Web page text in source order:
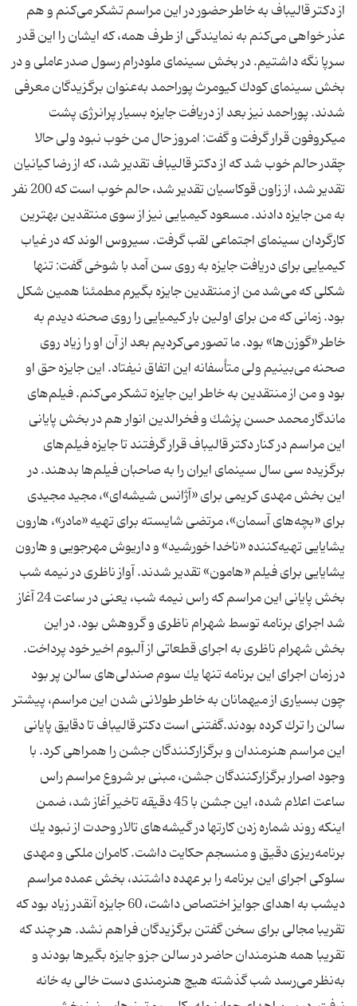
از دكتر قالیباف به خاطر حضور در این مراسم تشكر می‌كنم و هم
عذر خواهی می‌كنم به نمایندگی از طرف همه، كه ایشان را این قدر
سرپا نگه داشتیم. در بخش سینمای ملودرام رسول صدر عاملی و در
بخش سینمای كودك كیومرث پور‌احمد به‌عنوان برگزیدگان معرفی
شدند. پور‌احمد نیز بعد از دریافت جایزه بسیار پرانرژی پشت
میكروفون قرار گرفت و گفت: امروز حال من خوب نبود ولی حالا
چقدر حالم خوب شد كه از دكتر قالیباف تقدیر شد، كه از رضا كیانیان
تقدیر شد، از زاون قوكاسیان تقدیر شد، حالم خوب است كه 200 نفر
به من جایزه دادند. مسعود كیمیایی نیز از سوی منتقدین بهترین
كارگردان سینمای اجتماعی لقب گرفت. سیروس الوند كه در غیاب
كیمیایی برای دریافت جایزه به روی سن آمد با شوخی گفت: تنها
شكلی كه می‌شد من از منتقدین جایزه بگیرم مطمئنا همین شكل
بود. زمانی كه من برای اولین بار كیمیایی را روی صحنه دیدم به
خاطر «گوزن‌ها» بود. ما تصور می‌كردیم بعد از آن او را زیاد روی
صحنه می‌بینیم ولی متأسفانه این اتفاق نیفتاد. این جایزه حق او
بود و من از منتقدین به خاطر این جایزه تشكر می‌كنم. فیلم‌های
ماندگار محمد حسن پزشك و فخرالدین انوار هم در بخش پایانی
این مراسم در كنار دكتر قالیباف قرار گرفتند تا جایزه فیلم‌های
برگزیده سی سال سینمای ایران را به صاحبان فیلم‌ها بدهند. در
این بخش مهدی كریمی برای «آژانس شیشه‌ای»، مجید مجیدی
برای «بچه‌های آسمان»، مرتضی شایسته برای تهیه «مادر»، هارون
یشایایی تهیه‌كننده «ناخدا خورشید» و داریوش مهرجویی و هارون
یشایایی برای فیلم «هامون» تقدیر شدند. آواز ناظری در نیمه شب
بخش پایانی این مراسم كه راس نیمه شب، یعنی در ساعت 24 آغاز
شد اجرای برنامه توسط شهرام ناظری و گروهش بود. در این
بخش شهرام ناظری به اجرای قطعاتی از آلبوم اخیر خود پرداخت.
در زمان اجرای این برنامه تنها یك سوم صندلی‌های سالن پر بود
چون بسیاری از میهمانان به خاطر طولانی شدن این مراسم، پیشتر
سالن را ترك كرده بودند.گفتنی است دكتر قالیباف تا دقایق پایانی
این مراسم هنرمندان و برگزاركنندگان جشن را همراهی كرد. با
وجود اصرار برگزار‌كنندگان جشن، مبنی بر شروع مراسم راس
ساعت اعلام شده، این جشن با 45 دقیقه تاخیر آغاز شد، ضمن
اینكه روند شماره زدن كارتها در گیشه‌های تالار وحدت از نبود یك
برنامه‌ریزی دقیق و منسجم حكایت داشت. كامران ملكی و مهدی
سلوكی اجرای این برنامه را بر عهده داشتند، بخش عمده مراسم
دیشب به اهدای جوایز اختصاص داشت، 60 جایزه آنقدر زیاد بود كه
تقریبا مجالی برای سخن گفتن برگزیدگان فراهم نشد. هر چند كه
تقریبا همه هنرمندان حاضر در سالن جزو جایزه بگیرها بودند و
به‌نظر می‌رسد شب گذشته هیچ هنرمندی دست خالی به خانه